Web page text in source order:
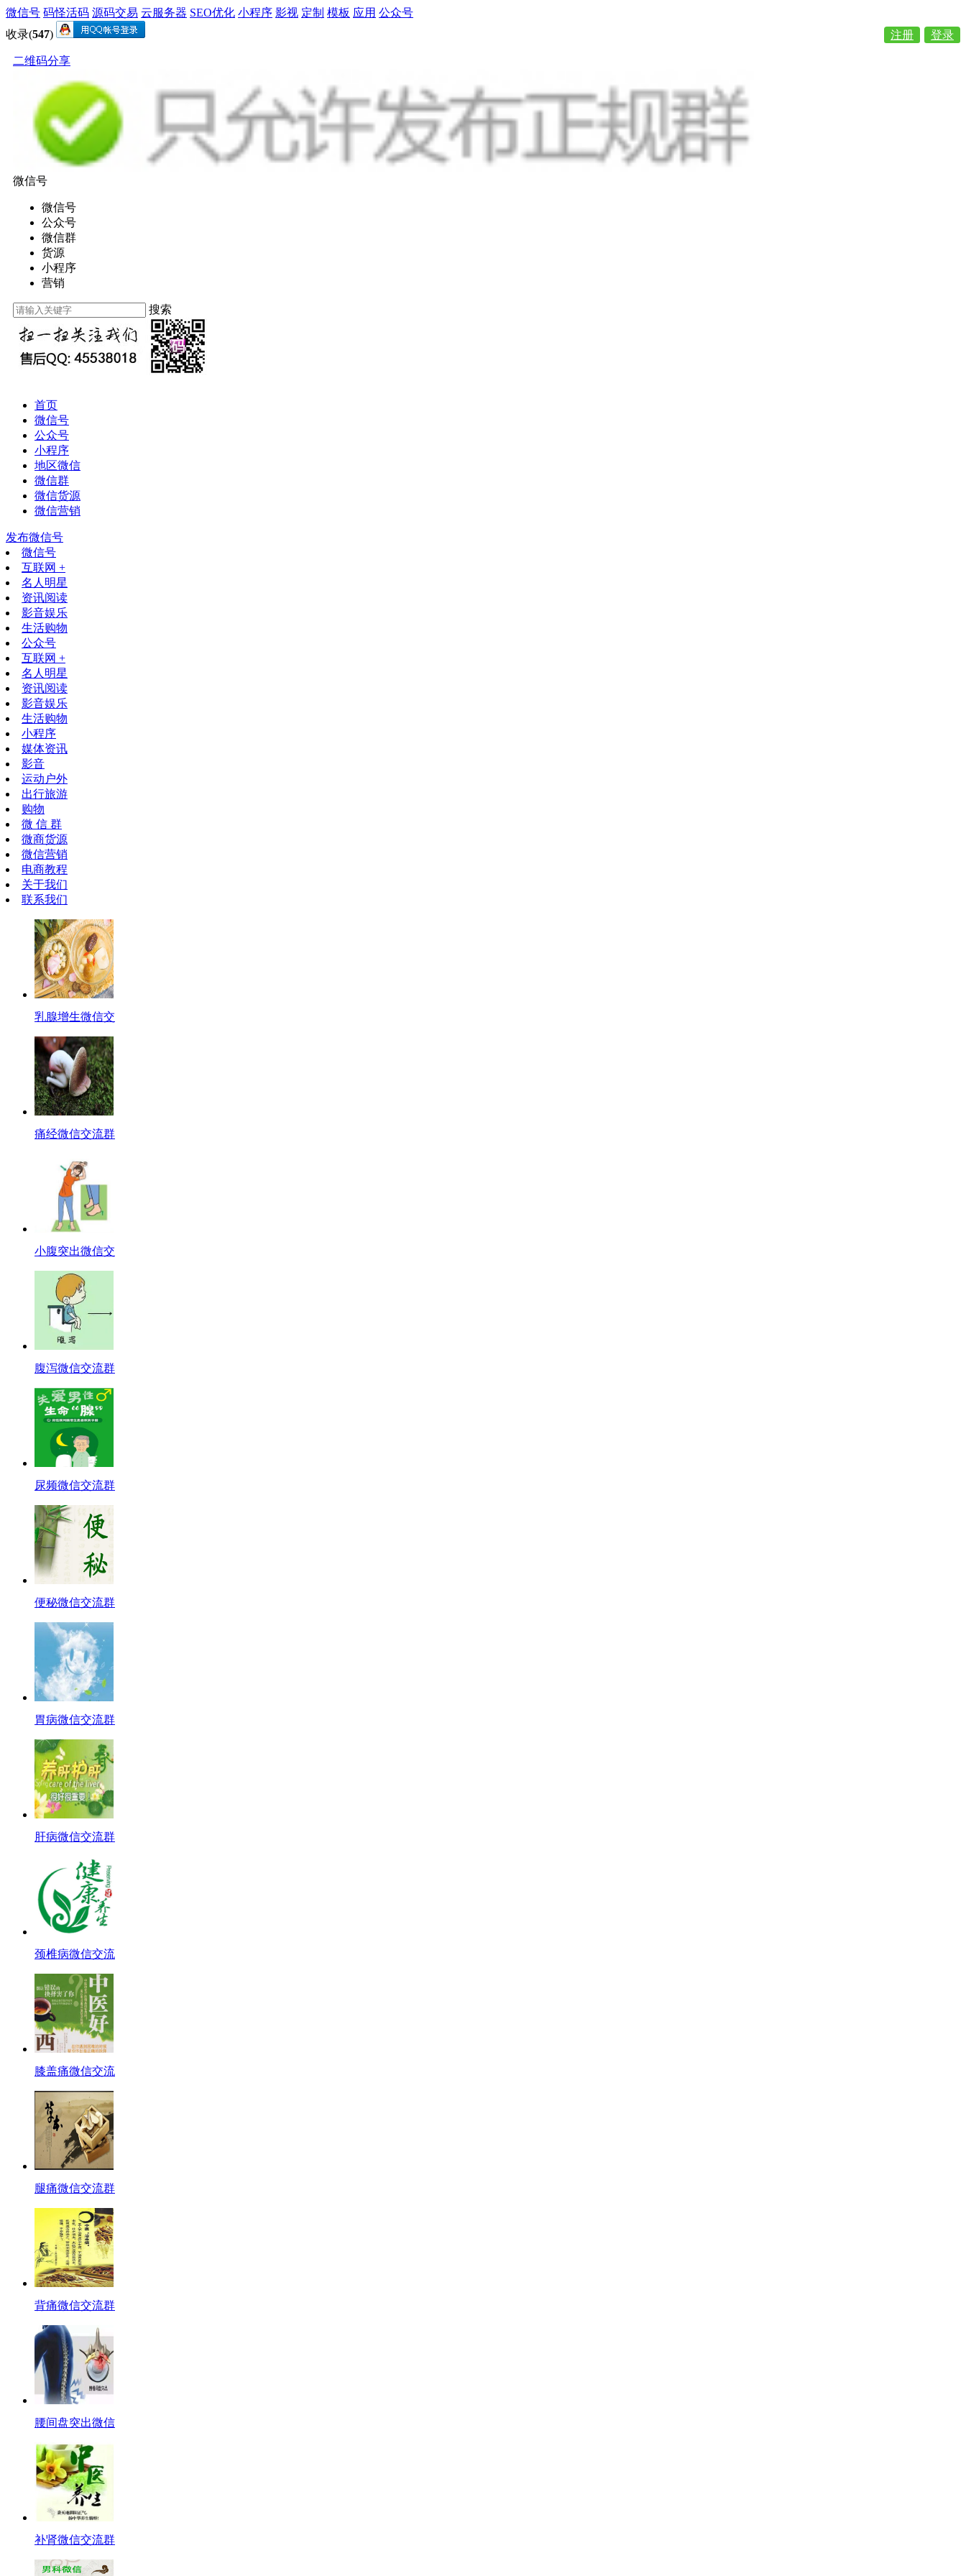
微信号 码怪活码 源码交易 云服务器 SEO优化 小程序 影视 定制 模板 应用 公众号
收录(547) 登录
注册
二维码分享
微信号
微信号
公众号
微信群
货源
小程序
营销
搜索
首页
微信号
公众号
小程序
地区微信
微信群
微信货源
微信营销
发布微信号
微信号
互联网 +
名人明星
资讯阅读
影音娱乐
生活购物
公众号
互联网 +
名人明星
资讯阅读
影音娱乐
生活购物
小程序
媒体资讯
影音
运动户外
出行旅游
购物
微 信 群
微商货源
微信营销
电商教程
关于我们
联系我们
乳腺增生微信交
痛经微信交流群
小腹突出微信交
腹泻微信交流群
尿频微信交流群
便秘微信交流群
胃病微信交流群
肝病微信交流群
颈椎病微信交流
膝盖痛微信交流
腿痛微信交流群
背痛微信交流群
腰间盘突出微信
补肾微信交流群